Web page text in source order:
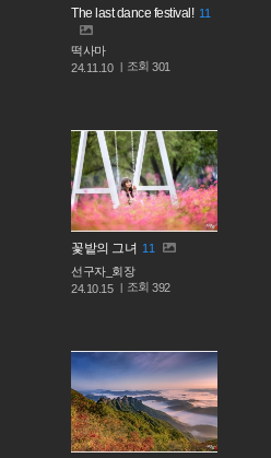
The last dance festival! 11
떡사마
24.11.10
조회301
꽃밭의 그녀 11
선구자_회장
24.10.15
조회392